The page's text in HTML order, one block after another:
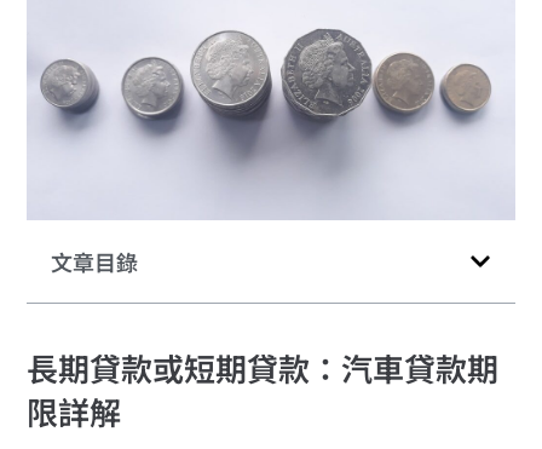
文章目錄
長期貸款或短期貸款：汽車貸款期
限詳解